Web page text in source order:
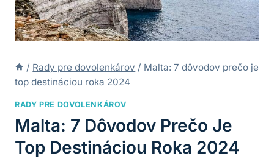
/ Rady pre dovolenkárov / Malta: 7 dôvodov prečo je
top destináciou roka 2024
RADY PRE DOVOLENKÁROV
Malta: 7 Dôvodov Prečo Je
Top Destináciou Roka 2024